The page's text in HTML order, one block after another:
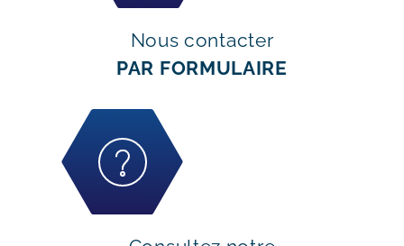
Nous contacter
PAR FORMULAIRE